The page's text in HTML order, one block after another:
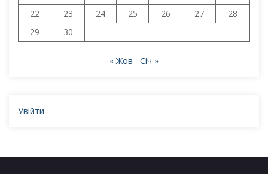
22
23 24 25 26 27
28
29
30
« Жов Січ »
Увійти